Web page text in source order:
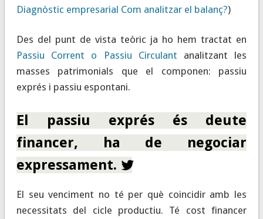
Diagnòstic empresarial Com analitzar el balanç?)
Des del punt de vista teòric ja ho hem tractat en
Passiu Corrent o Passiu Circulant analitzant les
masses patrimonials que el componen: passiu
exprés i passiu espontani.
El passiu exprés és deute
financer, ha de negociar
expressament.
El seu venciment no té per què coincidir amb les
necessitats del cicle productiu. Té cost financer